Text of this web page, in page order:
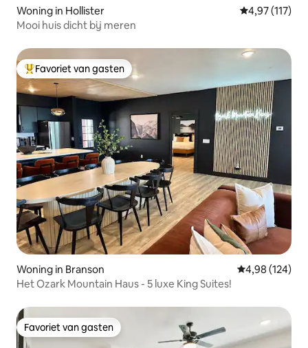
Woning in Hollister Gemiddelde
4,97 (117)
Mooi huis dicht bij meren
Topfavoriet van gasten
Favoriet van gasten
Woning in Branson Gemiddelde
4,98 (124)
Het Ozark Mountain Haus - 5 luxe King Suites!
Favoriet van gasten
Favoriet van gasten